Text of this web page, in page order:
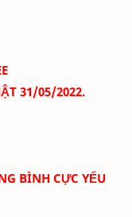
31/05/2022.
BÌNH CỰC YẾU